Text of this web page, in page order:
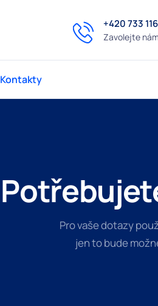
+420 733
Zavolejte nám
Kontakty
Pro vaše dotazy
jen to bude